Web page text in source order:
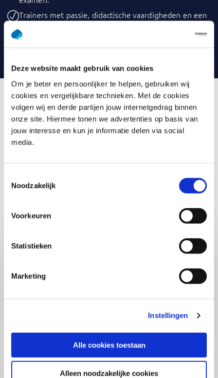
Deze website maakt gebruik van cookies
Om je beter en persoonlijker te helpen, gebruiken wij
cookies en vergelijkbare technieken. Met de cookies
volgen wij en derde partijen jouw internetgedrag binnen
onze site. Hiermee tonen we advertenties op basis van
jouw interesse en kun je informatie delen via social
media.
Noodzakelijk
Voorkeuren
Statistieken
Marketing
Instellingen
Alle cookies toestaan
Alleen noodzakelijke cookies
Trainers met passie, didactische vaardigheden en een
flinke dosis praktijkervaring als IT-professional.
Onze cursisten beoordelen onze trainingen gemiddeld
met een 8,8.
Onze programmamanagement-
trainers
Onze trainers zijn specialisten in hun vakgebied. Ze zijn
liever dan hun kennis, ervaring en enthousiasme met jou
delen en kunnen als geen ander de theorie koppelen aan
Frank Geerling